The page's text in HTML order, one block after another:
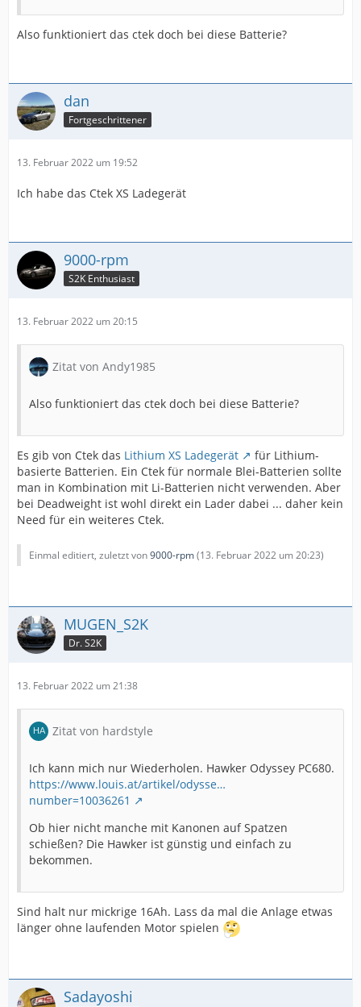
Also funktioniert das ctek doch bei diese Batterie?
dan
Fortgeschrittener
13. Februar 2022 um 19:52
Ich habe das Ctek XS Ladegerät
9000-rpm
S2K Enthusiast
13. Februar 2022 um 20:15
Zitat von Andy1985
Also funktioniert das ctek doch bei diese Batterie?
Es gib von Ctek das Lithium XS Ladegerät
für Lithium-
basierte Batterien. Ein Ctek für normale Blei-Batterien sollte
man in Kombination mit Li-Batterien nicht verwenden. Aber
bei Deadweight ist wohl direkt ein Lader dabei ... daher kein
Need für ein weiteres Ctek.
Einmal editiert, zuletzt von9000-rpm(13. Februar 2022 um 20:23)
MUGEN_S2K
Dr. S2K
13. Februar 2022 um 21:38
Zitat von hardstyle
Ich kann mich nur Wiederholen. Hawker Odyssey PC680.
https://www.louis.at/artikel/odysse…
number=10036261
Ob hier nicht manche mit Kanonen auf Spatzen
schießen? Die Hawker ist günstig und einfach zu
bekommen.
Sind halt nur mickrige 16Ah. Lass da mal die Anlage etwas
länger ohne laufenden Motor spielen
Sadayoshi